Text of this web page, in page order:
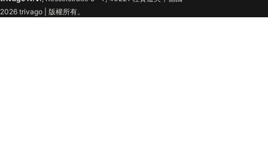
Fairmont Olympic Hotel
2026 trivago | 版權所有。